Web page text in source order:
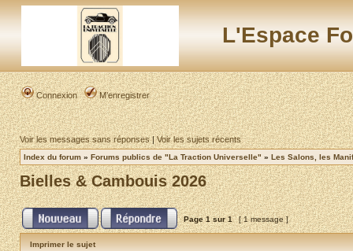
L'Espace
Connexion M’enregistrer
Voir les messages sans réponses|Voir les sujets récents
Index du forum » Forums publics de "La Traction Universelle" » Les Salons, les
Bielles & Cambouis 2026
Page1sur1 [ 1 message ]
Imprimer le sujet